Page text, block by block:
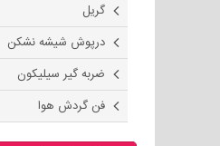
گریل
درپوش شیشه نشکن
ضربه گیر سیلیکون
فن گردش هوا